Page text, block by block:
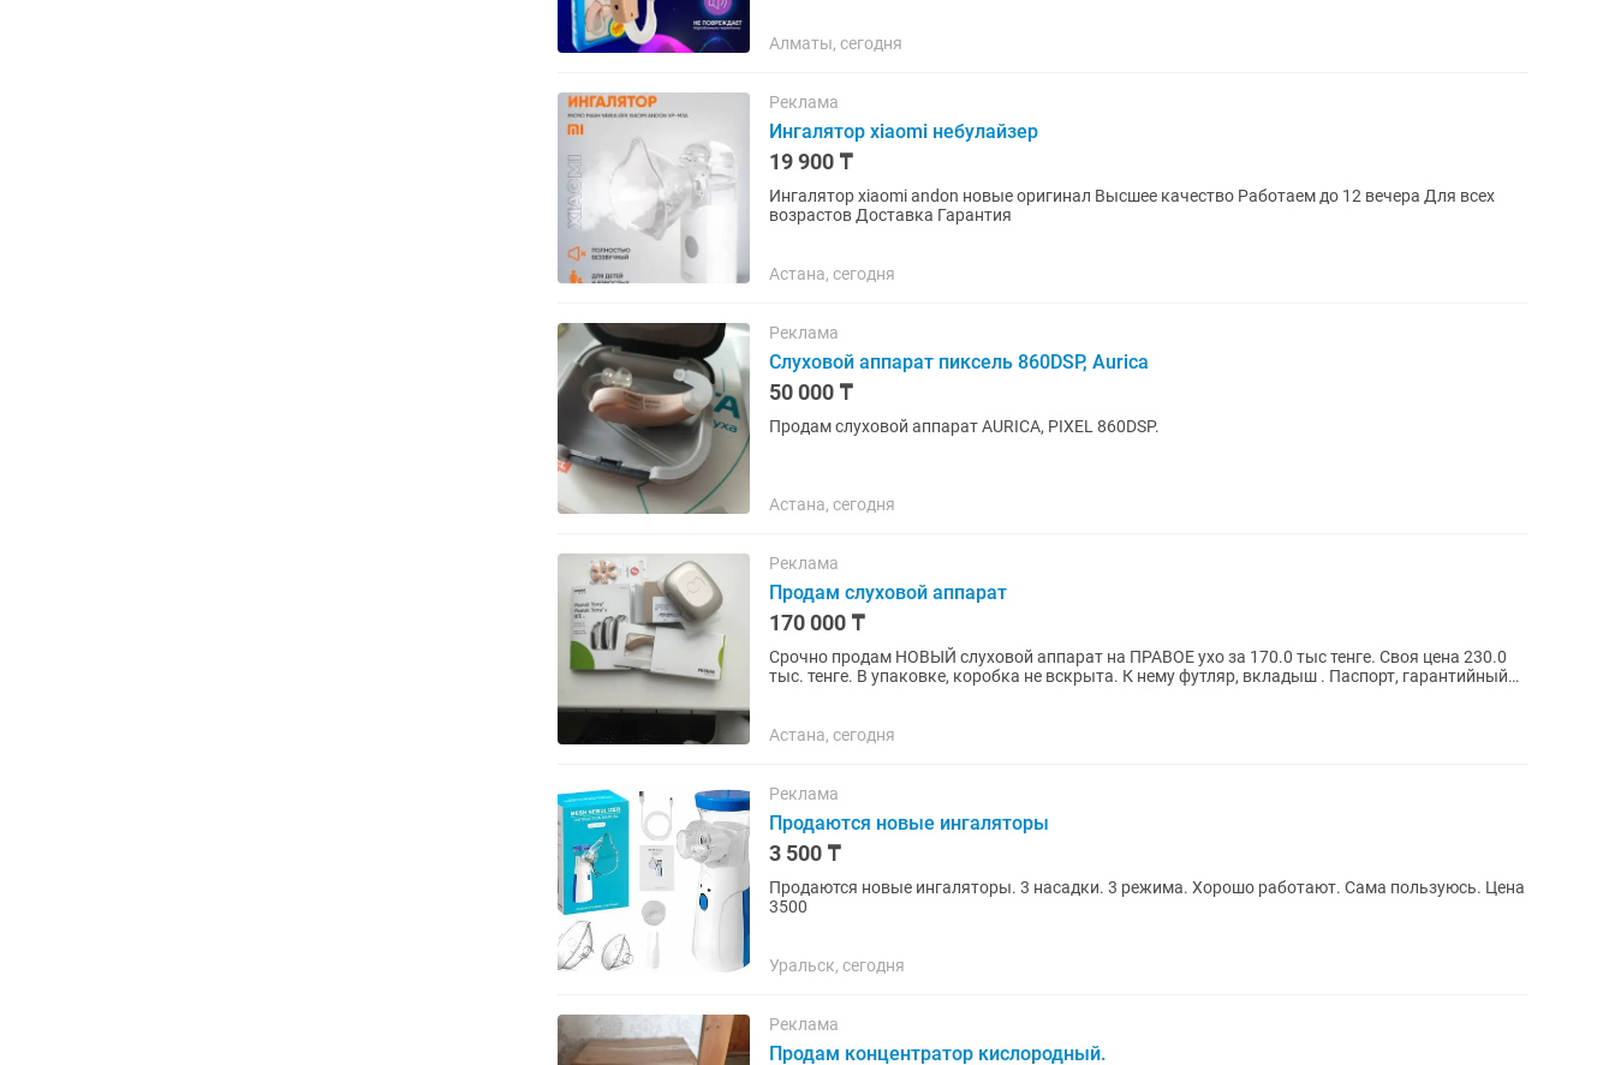
Алматы, сегодня
Реклама
Ингалятор xiaomi небулайзер
19 900 ₸
Ингалятор xiaomi andon новые оригинал Высшее качество Работаем до 12 вечера Для всех
возрастов Доставка Гарантия
Астана, сегодня
Реклама
Слуховой аппарат пиксель 860DSP, Aurica
50 000 ₸
Продам слуховой аппарат AURICA, PIXEL 860DSP.
Астана, сегодня
Реклама
Продам слуховой аппарат
170 000 ₸
Срочно продам НОВЫЙ слуховой аппарат на ПРАВОЕ ухо за 170.0 тыс тенге. Своя цена 230.0
тыс. тенге. В упаковке, коробка не вскрыта. К нему футляр, вкладыш . Паспорт, гарантийный
Астана, сегодня
Реклама
Продаются новые ингаляторы
3 500 ₸
Продаются новые ингаляторы. 3 насадки. 3 режима. Хорошо работают. Сама пользуюсь. Цена
3500
Уральск, сегодня
Реклама
Продам концентратор кислородный.